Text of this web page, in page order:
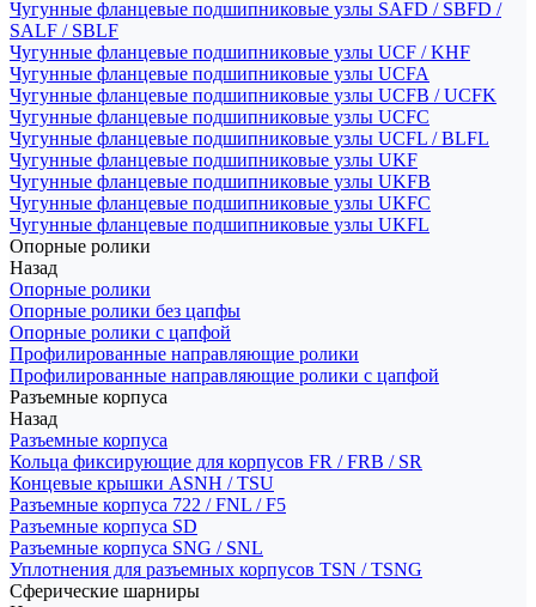
Чугунные фланцевые подшипниковые узлы SAFD / SBFD /
SALF / SBLF
Чугунные фланцевые подшипниковые узлы UCF / KHF
Чугунные фланцевые подшипниковые узлы UCFA
Чугунные фланцевые подшипниковые узлы UCFB / UCFK
Чугунные фланцевые подшипниковые узлы UCFC
Чугунные фланцевые подшипниковые узлы UCFL / BLFL
Чугунные фланцевые подшипниковые узлы UKF
Чугунные фланцевые подшипниковые узлы UKFB
Чугунные фланцевые подшипниковые узлы UKFC
Чугунные фланцевые подшипниковые узлы UKFL
Опорные ролики
Назад
Опорные ролики
Опорные ролики без цапфы
Опорные ролики с цапфой
Профилированные направляющие ролики
Профилированные направляющие ролики с цапфой
Разъемные корпуса
Назад
Разъемные корпуса
Кольца фиксирующие для корпусов FR / FRB / SR
Концевые крышки ASNH / TSU
Разъемные корпуса 722 / FNL / F5
Разъемные корпуса SD
Разъемные корпуса SNG / SNL
Уплотнения для разъемных корпусов TSN / TSNG
Сферические шарниры